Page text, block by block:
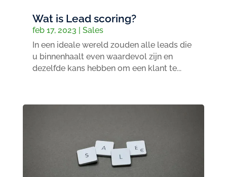
Wat is Lead scoring?
feb 17, 2023 | Sales
In een ideale wereld zouden alle leads die
u binnenhaalt even waardevol zijn en
dezelfde kans hebben om een klant te...